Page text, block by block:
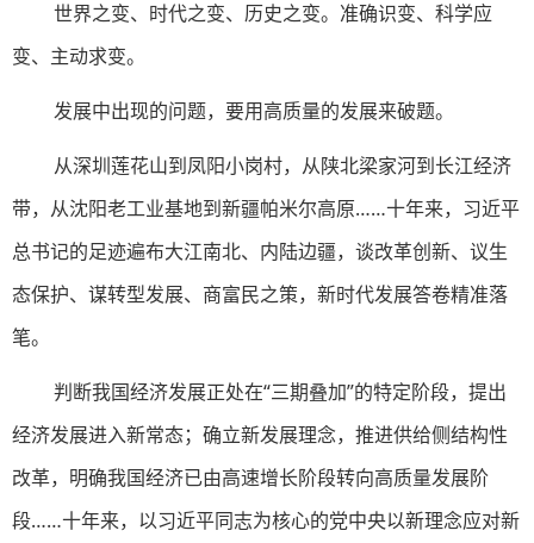
世界之变、时代之变、历史之变。准确识变、科学应
变、主动求变。
发展中出现的问题，要用高质量的发展来破题。
从深圳莲花山到凤阳小岗村，从陕北梁家河到长江经济
带，从沈阳老工业基地到新疆帕米尔高原……十年来，习近平
总书记的足迹遍布大江南北、内陆边疆，谈改革创新、议生
态保护、谋转型发展、商富民之策，新时代发展答卷精准落
笔。
判断我国经济发展正处在“三期叠加”的特定阶段，提出
经济发展进入新常态；确立新发展理念，推进供给侧结构性
改革，明确我国经济已由高速增长阶段转向高质量发展阶
段……十年来，以习近平同志为核心的党中央以新理念应对新